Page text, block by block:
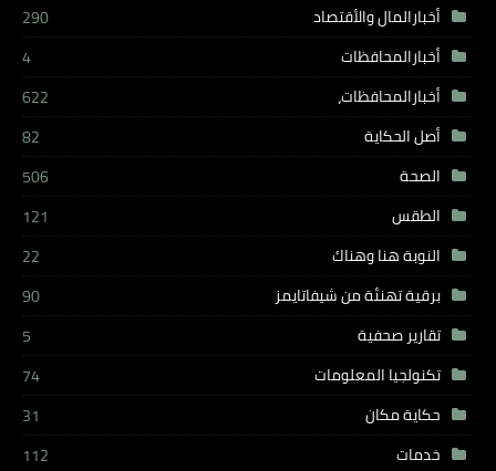
أخبارالمال والأقتصاد
290
أخبارالمحافظات
4
أخبارالمحافظات،
622
أصل الحكاية
82
الصحة
506
الطقس
121
النوبة هنا وهناك
22
برقية تهنئة من شيفاتايمز
90
تقارير صحفية
5
تكنولجيا المعلومات
74
حكاية مكان
31
خدمات
112